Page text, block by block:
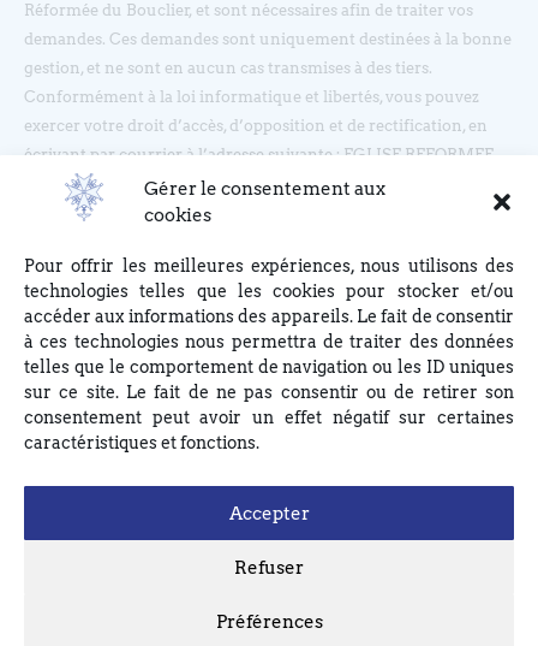
Gérer le consentement aux
cookies
Pour offrir les meilleures expériences, nous utilisons des
technologies telles que les cookies pour stocker et/ou
accéder aux informations des appareils. Le fait de consentir
à ces technologies nous permettra de traiter des données
telles que le comportement de navigation ou les ID uniques
sur ce site. Le fait de ne pas consentir ou de retirer son
consentement peut avoir un effet négatif sur certaines
caractéristiques et fonctions.
Accepter
Refuser
Préférences
Réformée du Bouclier, et sont nécessaires afin de traiter vos
demandes. Ces demandes sont uniquement destinées à la bonne
gestion, et ne sont en aucun cas transmises à des tiers.
Conformément à la loi informatique et libertés, vous pouvez
exercer votre droit d’accès, d’opposition et de rectification, en
écrivant par courrier à l’adresse suivante : EGLISE REFORMEE
DU BOUCLIER, 4 rue du Bouclier, 67000 STRASBOURG ou en
écrivant à eglise(at)lebouclier.fr
Je m'abonne